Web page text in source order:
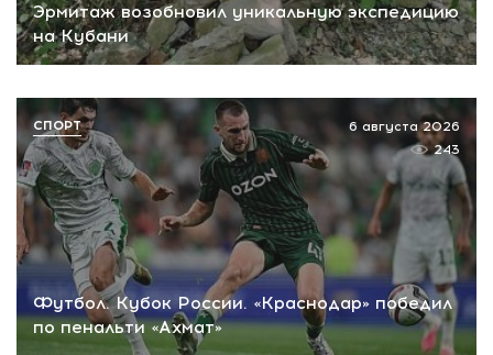
Эрмитаж возобновил уникальную экспедицию
на Кубани
Футбол. Кубок России. «Краснодар» победил
по пенальти «Ахмат»
6 августа 2026
243
СПОРТ